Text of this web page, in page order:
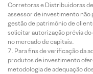
Corretoras e Distribuidoras
assessor de investimento
gestão de patrimônio de
solicitar autorização prévia do
no mercado de capitais.
Para fins de verificação da
produtos de investimento
metodologia de adequação